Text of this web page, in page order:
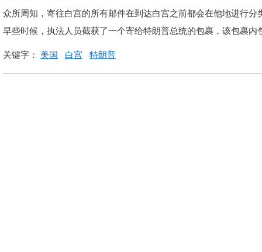
众所周知，寄往白宫的所有邮件在到达白宫之前都会在他地进行
早些时候，执法人员截获了一个寄给特朗普总统的包裹，该包裹内
关键字： 美国 白宫 特朗普